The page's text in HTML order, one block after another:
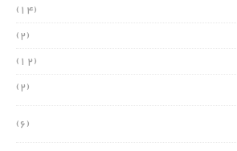
(14)
(2)
(12)
(2)
(6)